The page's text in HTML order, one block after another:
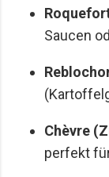
Saucen
Chèvre
perfekt